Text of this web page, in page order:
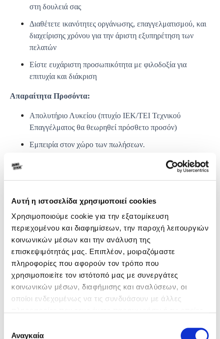
Αυτή η ιστοσελίδα χρησιμοποιεί cookies
Χρησιμοποιούμε cookie για την εξατομίκευση
περιεχομένου και διαφημίσεων, την παροχή λειτουργιών
κοινωνικών μέσων και την ανάλυση της
επισκεψιμότητάς μας. Επιπλέον, μοιραζόμαστε
πληροφορίες που αφορούν τον τρόπο που
χρησιμοποιείτε τον ιστότοπό μας με συνεργάτες
κοινωνικών μέσων, διαφήμισης και αναλύσεων, οι
οποίοι ενδεχομένως να τις συνδυάσουν με άλλες
των υπηρεσιών τους.
συγκατάθεσης
Αναγκαία
στη δουλειά σας
Διαθέτετε ικανότητες οργάνωσης, επαγγελματισμού, και
διαχείρισης χρόνου για την άριστη εξυπηρέτηση των
πελατών
Είστε ευχάριστη προσωπικότητα με φιλοδοξία για
επιτυχία και διάκριση
Απαραίτητα Προσόντα:
Απολυτήριο Λυκείου (πτυχίο ΙΕΚ/ΤΕΙ Τεχνικού
Επαγγέλματος θα θεωρηθεί πρόσθετο προσόν)
Εμπειρία στον χώρο των πωλήσεων.
Πολύ καλή γνώση χειρισμού Η/Υ (Γνώση CRM
Διαχείριση και ανάπτυξη πελατολογίου
Αναζήτηση δυνητικών πελατών με σκοπό τη διεύρυνση
του πελατολογίου
Διερεύνηση των αναγκών των πελατών και προσφορά
ολοκληρωμένων λύσεων
Παρακολούθηση των συνθηκών και τάσεων της αγοράς
Επίτευξη στόχων